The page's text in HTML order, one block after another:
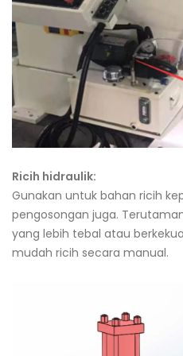
Ricih hidraulik:
Gunakan untuk bahan ricih
pengosongan juga.
yang lebih tebal atau
mudah ricih secara manual.